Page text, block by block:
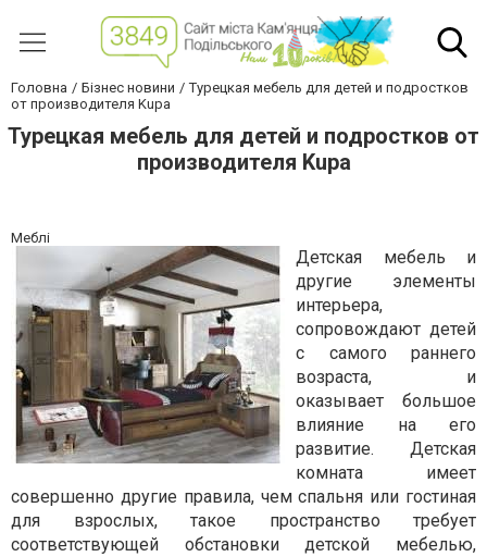
Головна Бізнес новини
Турецкая мебель для детей и подростков
от производителя Kupa
Турецкая мебель для детей и подростков от
производителя Kupa
Меблі
Детская мебель и
другие элементы
интерьера,
сопровождают детей
с самого раннего
возраста, и
оказывает большое
влияние на его
развитие. Детская
комната имеет
совершенно другие правила, чем спальня или гостиная
для взрослых, такое пространство требует
соответствующей обстановки детской мебелью,